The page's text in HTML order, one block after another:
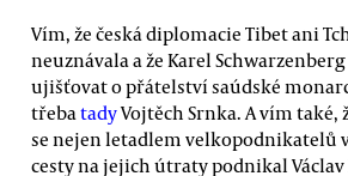
Vím, že česká diplomacie Tibet ani
neuznávala a že Karel
ujišťovat o přátelství saúdské
třeba tadyVojtěch Srnka. A vím také,
se nejen letadlem velkopodnikatelů
cesty na jejich útraty podnikal Václav